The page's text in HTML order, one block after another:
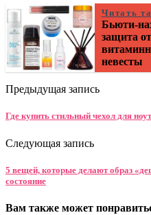
Читать
Бьюти-
защита
невесты
Предыдущая запись
Где купить стильный чехол для
Следующая запись
5 вещей, которые делают образ
состояние
Вам также может